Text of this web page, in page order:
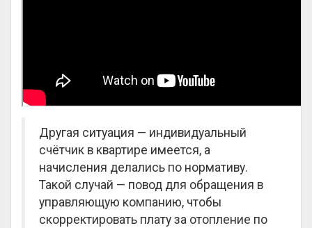
Другая ситуация — индивидуальный
счётчик в квартире имеется, а
начисления делались по нормативу.
Такой случай — повод для обращения в
управляющую компанию, чтобы
скорректировать плату за отопление по